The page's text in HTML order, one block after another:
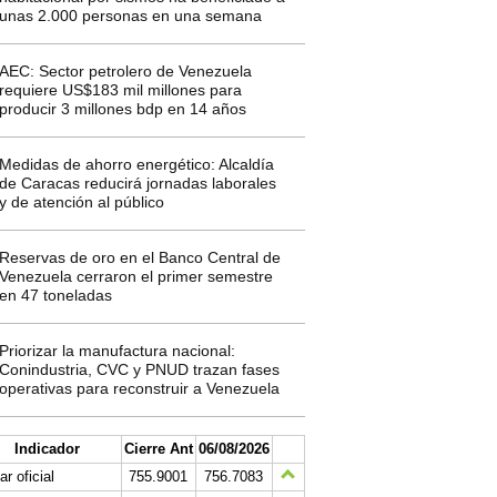
2.000 personas en una semana
Sector petrolero de Venezuela
US$183 mil millones para
3 millones bdp en 14 años
de ahorro energético: Alcaldía
Caracas reducirá jornadas laborales
de atención al público
de oro en el Banco Central de
cerraron el primer semestre
47 toneladas
la manufactura nacional:
CVC y PNUD trazan fases
para reconstruir a Venezuela
Indicador Cierre Ant 06/08/2026
oficial
755.9001
756.7083